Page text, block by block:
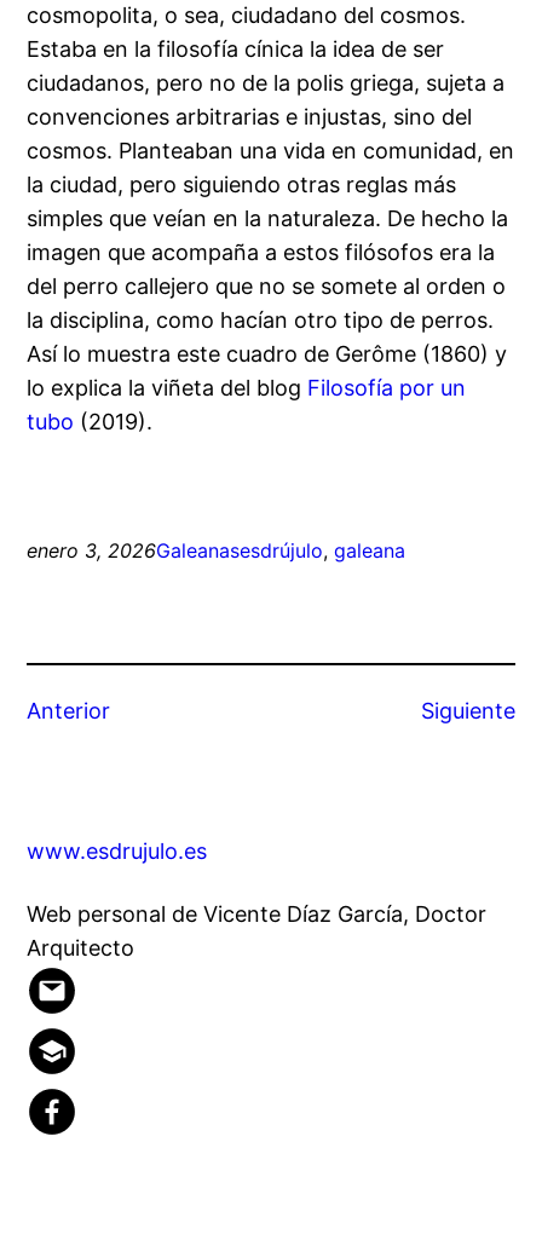
cosmopolita, o sea, ciudadano del cosmos.
Estaba en la filosofía cínica la idea de ser
ciudadanos, pero no de la polis griega, sujeta a
convenciones arbitrarias e injustas, sino del
cosmos. Planteaban una vida en comunidad, en
la ciudad, pero siguiendo otras reglas más
simples que veían en la naturaleza. De hecho la
imagen que acompaña a estos filósofos era la
del perro callejero que no se somete al orden o
la disciplina, como hacían otro tipo de perros.
Así lo muestra este cuadro de Gerôme (1860) y
lo explica la viñeta del blog Filosofía por un
tubo (2019).
enero 3, 2026Galeanasesdrújulo, galeana
Anterior Siguiente
www.esdrujulo.es
Web personal de Vicente Díaz García, Doctor
Arquitecto